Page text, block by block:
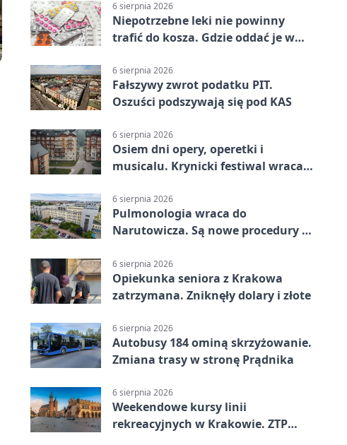
6 sierpnia 2026
Niepotrzebne leki nie powinny
trafić do kosza. Gdzie oddać je w
6 sierpnia 2026
Fałszywy zwrot podatku PIT.
Oszuści podszywają się pod KAS
6 sierpnia 2026
Osiem dni opery, operetki i
musicalu. Krynicki festiwal wraca z
6 sierpnia 2026
Pulmonologia wraca do
Narutowicza. Są nowe procedury i
6 sierpnia 2026
Opiekunka seniora z Krakowa
zatrzymana. Zniknęły dolary i złote
6 sierpnia 2026
Autobusy 184 ominą skrzyżowanie.
Zmiana trasy w stronę Prądnika
6 sierpnia 2026
Weekendowe kursy linii
rekreacyjnych w Krakowie. ZTP